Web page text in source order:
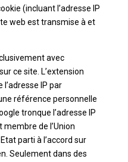
(incluant l’adresse IP
web est transmise à et
avec
ce site. L’extension
IP par
référence personnelle
tronque l’adresse IP
de l’Union
parti à l’accord sur
Seulement dans des